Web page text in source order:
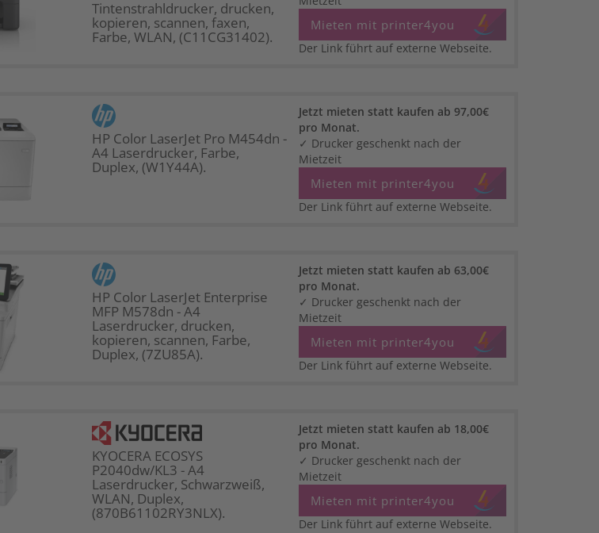
Tintenstrahldrucker, drucken,
kopieren, scannen, faxen,
Farbe, WLAN, (C11CG31402).
Mieten mit printer4you
Der Link führt auf externe Webseite.
HP Color LaserJet Pro M454dn -
A4 Laserdrucker, Farbe,
Duplex, (W1Y44A).
Jetzt mieten statt kaufen ab 97,00€
pro Monat.
✓ Drucker geschenkt nach der
Mietzeit
Mieten mit printer4you
Der Link führt auf externe Webseite.
HP Color LaserJet Enterprise
MFP M578dn - A4
Laserdrucker, drucken,
kopieren, scannen, Farbe,
Duplex, (7ZU85A).
Jetzt mieten statt kaufen ab 63,00€
pro Monat.
✓ Drucker geschenkt nach der
Mietzeit
Mieten mit printer4you
Der Link führt auf externe Webseite.
KYOCERA ECOSYS
P2040dw/KL3 - A4
Laserdrucker, Schwarzweiß,
WLAN, Duplex,
(870B61102RY3NLX).
Jetzt mieten statt kaufen ab 18,00€
pro Monat.
✓ Drucker geschenkt nach der
Mietzeit
Mieten mit printer4you
Der Link führt auf externe Webseite.